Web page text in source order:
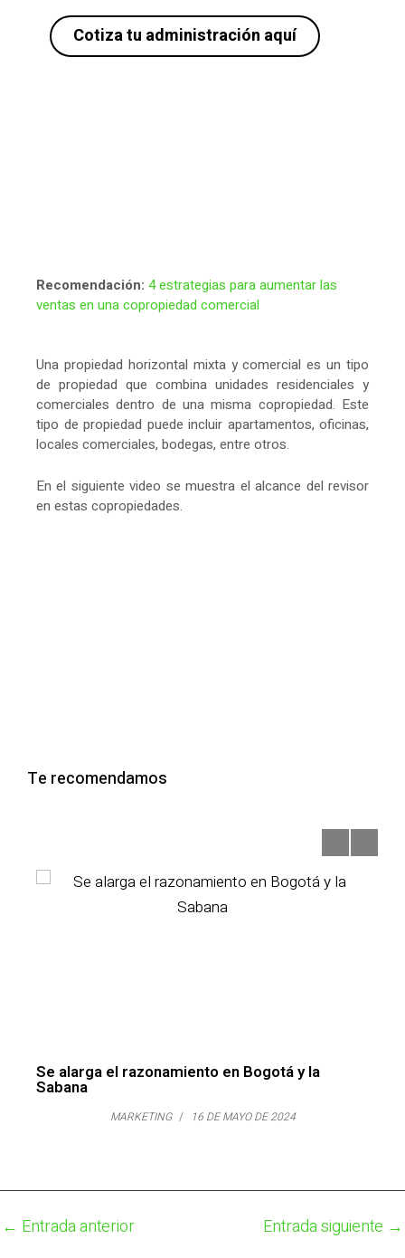
Cotiza tu administración aquí
Recomendación: 4 estrategias para aumentar las
ventas en una copropiedad comercial
Una propiedad horizontal mixta y comercial es un tipo
de propiedad que combina unidades residenciales y
comerciales dentro de una misma copropiedad. Este
tipo de propiedad puede incluir apartamentos, oficinas,
locales comerciales, bodegas, entre otros.
En el siguiente video se muestra el alcance del revisor
en estas copropiedades.
Te recomendamos
Se alarga el razonamiento en Bogotá y la
Sabana
MARKETING / 16 DE MAYO DE 2024
← Entrada anterior Entrada siguiente →